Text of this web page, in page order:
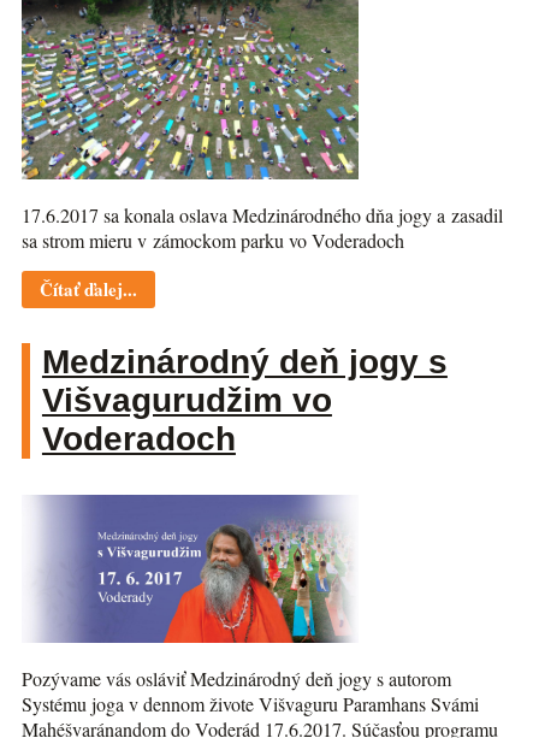
17.6.2017 sa konala oslava Medzinárodného dňa jogy a zasadil
sa strom mieru v zámockom parku vo Voderadoch
Čítať ďalej...
Medzinárodný deň jogy s
Višvagurudžim vo
Voderadoch
Pozývame vás osláviť Medzinárodný deň jogy s autorom
Systému joga v dennom živote Višvaguru Paramhans Svámi
Mahéšvaránandom do Voderád 17.6.2017. Súčasťou programu